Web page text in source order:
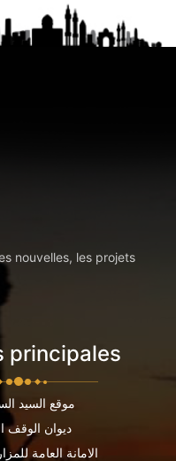
nouvelles, les projets
principales
موقع السيد
ديوان الوقف
الامانة العامة